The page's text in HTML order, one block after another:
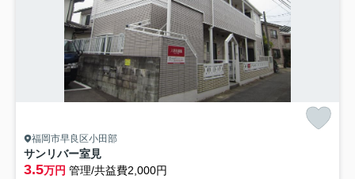
福岡市早良区小田部
サンリバー室見
3.5万円 管理/共益費2,000円